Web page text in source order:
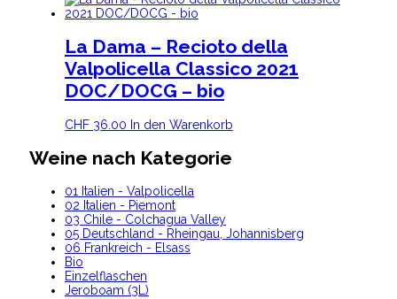
La Dama – Recioto della
Valpolicella Classico 2021
DOC/DOCG – bio
CHF 36.00 In den Warenkorb
Weine nach Kategorie
01 Italien - Valpolicella
02 Italien - Piemont
03 Chile - Colchagua Valley
05 Deutschland - Rheingau, Johannisberg
06 Frankreich - Elsass
Bio
Einzelflaschen
Jeroboam (3L)